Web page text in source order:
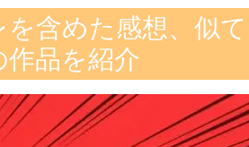
含めた感想、似
品を紹介